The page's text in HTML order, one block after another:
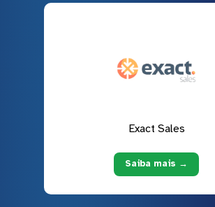
Exact Sales
Saiba mais →